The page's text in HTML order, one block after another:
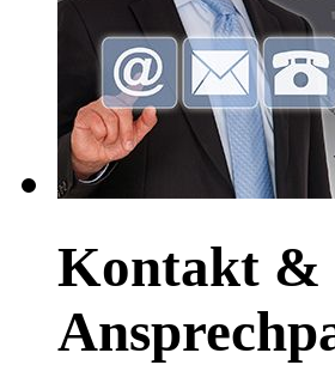
Kontakt &